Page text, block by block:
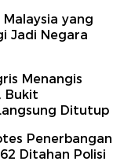
yang
Jadi Negara
Menangis
Bukit
Ditutup
Penerbangan
Ditahan Polisi